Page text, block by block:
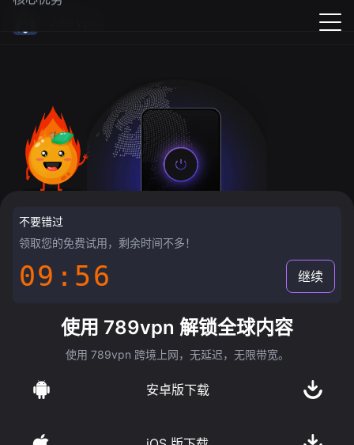
不要错过
领取您的免费试用，剩余时间不多！
09:55 继续
使用 789vpn 解锁全球内容
使用 789vpn 跨境上网，无延迟，无限带宽。
安卓版下载